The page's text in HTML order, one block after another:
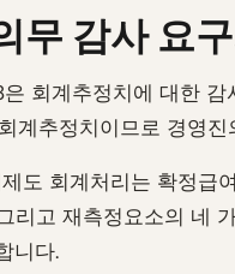
무 감사 요
회계추정치에 대한
계추정치이므로 경영
도 회계처리는 확정급
리고 재측정요소의 네
니다.